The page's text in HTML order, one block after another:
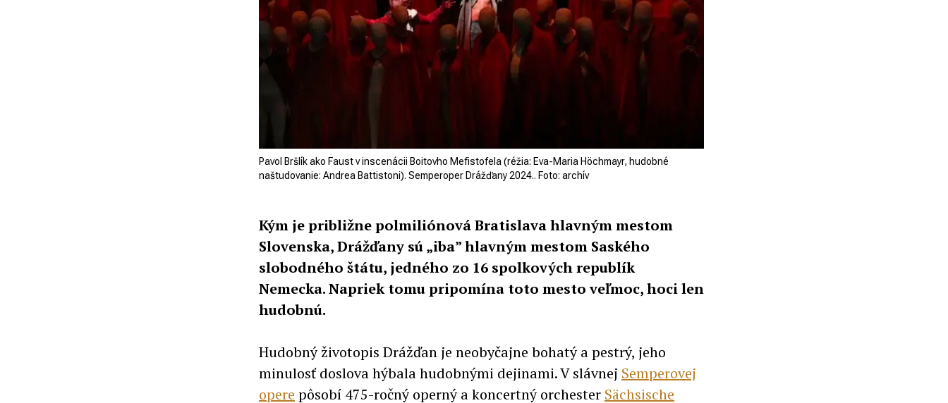
Pavol Bršlík ako Faust v inscenácii Boitovho Mefistofela (réžia: Eva-Maria Höchmayr, hudobné
naštudovanie: Andrea Battistoni). Semperoper Drážďany 2024.. Foto: archív
Kým je približne polmiliónová Bratislava hlavným mestom
Slovenska, Drážďany sú „iba” hlavným mestom Saského
slobodného štátu, jedného zo 16 spolkových republík
Nemecka. Napriek tomu pripomína toto mesto veľmoc, hoci len
hudobnú.
Hudobný životopis Drážďan je neobyčajne bohatý a pestrý, jeho
minulosť doslova hýbala hudobnými dejinami. V slávnej Semperovej
opere pôsobí 475-ročný operný a koncertný orchester Sächsische